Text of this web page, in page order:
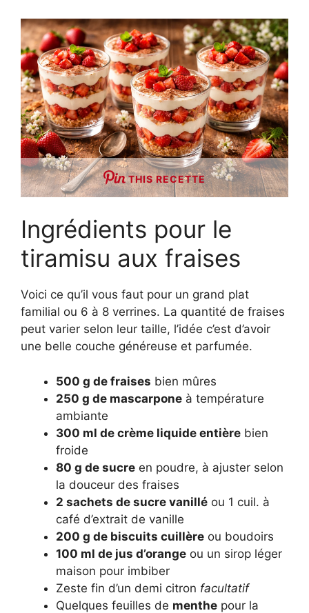
THIS RECETTE
Ingrédients pour le
tiramisu aux fraises
Voici ce qu’il vous faut pour un grand plat
familial ou 6 à 8 verrines. La quantité de fraises
peut varier selon leur taille, l’idée c’est d’avoir
une belle couche généreuse et parfumée.
500 g de fraises bien mûres
250 g de mascarpone à température
ambiante
300 ml de crème liquide entière bien
froide
80 g de sucre en poudre, à ajuster selon
la douceur des fraises
2 sachets de sucre vanillé ou 1 cuil. à
café d’extrait de vanille
200 g de biscuits cuillère ou boudoirs
100 ml de jus d’orange ou un sirop léger
maison pour imbiber
Zeste fin d’un demi citron facultatif
Quelques feuilles de menthe pour la